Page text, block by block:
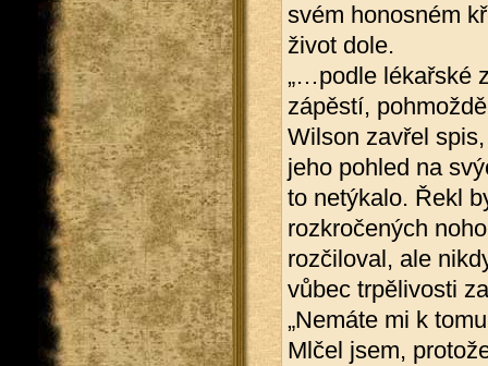
svém honosném
život dole.
„…podle lékařské
zápěstí,
Wilson zavřel
jeho pohled na
to netýkalo. Řekl
rozkročených
rozčiloval, ale
vůbec trpělivosti
„Nemáte mi k
Mlčel jsem,